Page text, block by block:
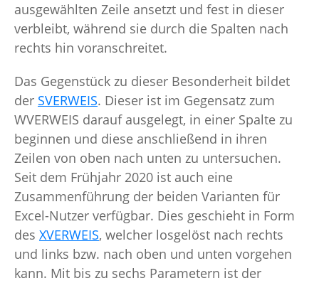
ausgewählten Zeile ansetzt und fest in dieser
verbleibt, während sie durch die Spalten nach
rechts hin voranschreitet.
Das Gegenstück zu dieser Besonderheit bildet
der SVERWEIS. Dieser ist im Gegensatz zum
WVERWEIS darauf ausgelegt, in einer Spalte zu
beginnen und diese anschließend in ihren
Zeilen von oben nach unten zu untersuchen.
Seit dem Frühjahr 2020 ist auch eine
Zusammenführung der beiden Varianten für
Excel-Nutzer verfügbar. Dies geschieht in Form
des XVERWEIS, welcher losgelöst nach rechts
und links bzw. nach oben und unten vorgehen
kann. Mit bis zu sechs Parametern ist der